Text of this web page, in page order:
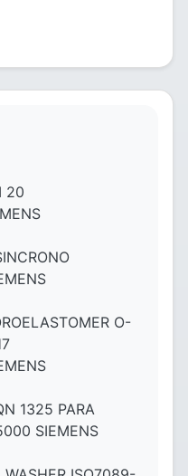
20
O-
1325 PARA
SIEMENS